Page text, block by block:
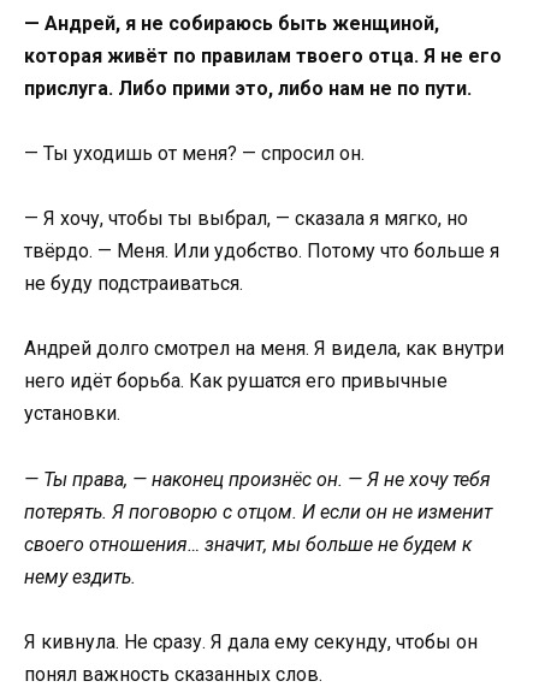
— Андрей, я не собираюсь быть женщиной,
которая живёт по правилам твоего отца. Я не его
прислуга. Либо прими это, либо нам не по пути.
— Ты уходишь от меня? — спросил он.
— Я хочу, чтобы ты выбрал, — сказала я мягко, но
твёрдо. — Меня. Или удобство. Потому что больше я
не буду подстраиваться.
Андрей долго смотрел на меня. Я видела, как внутри
него идёт борьба. Как рушатся его привычные
установки.
— Ты права, — наконец произнёс он. — Я не хочу тебя
потерять. Я поговорю с отцом. И если он не изменит
своего отношения… значит, мы больше не будем к
нему ездить.
Я кивнула. Не сразу. Я дала ему секунду, чтобы он
понял важность сказанных слов.